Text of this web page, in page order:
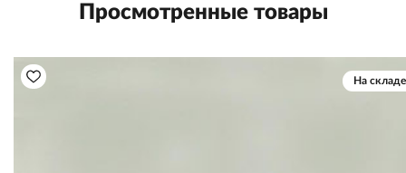
Просмотренные товары
На складе